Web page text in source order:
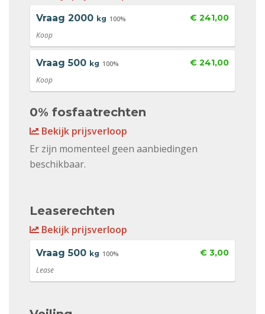
Vraag 2000 kg 100% € 241,00
Koop
Vraag 500 kg 100% € 241,00
Koop
0% fosfaatrechten
Bekijk prijsverloop
Er zijn momenteel geen aanbiedingen
beschikbaar.
Leaserechten
Bekijk prijsverloop
Vraag 500 kg 100% € 3,00
Lease